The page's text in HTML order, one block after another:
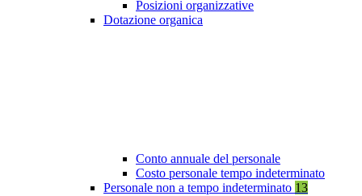
Posizioni organizzative
Dotazione organica
Conto annuale del personale
Costo personale tempo indeterminato
Personale non a tempo indeterminato 13